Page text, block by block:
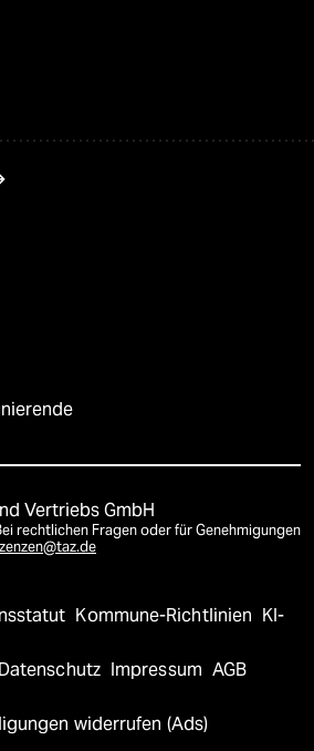
Vertriebs GmbH
rechtlichen Fragen oder für Genehmigungen
Kommune-Richtlinien KI-
Datenschutz Impressum AGB
widerrufen (Ads)